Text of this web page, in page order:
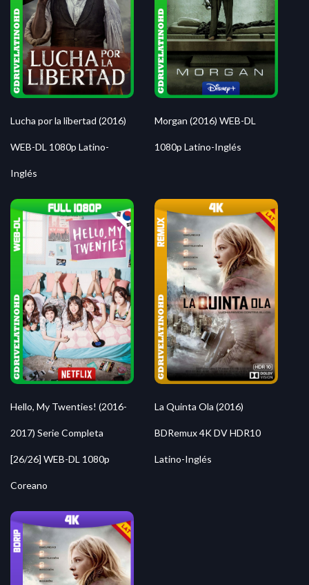
Lucha por la libertad (2016)
WEB-DL 1080p Latino-
Inglés
Morgan (2016) WEB-DL
1080p Latino-Inglés
Hello, My Twenties! (2016-
2017) Serie Completa
[26/26] WEB-DL 1080p
Coreano
La Quinta Ola (2016)
BDRemux 4K DV HDR10
Latino-Inglés